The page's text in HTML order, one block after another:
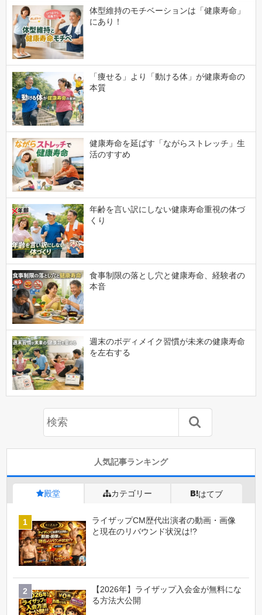
体型維持のモチベーションは「健康寿命」
にあり！
「痩せる」より「動ける体」が健康寿命の
本質
健康寿命を延ばす「ながらストレッチ」生
活のすすめ
年齢を言い訳にしない健康寿命重視の体づ
くり
食事制限の落とし穴と健康寿命、経験者の
本音
週末のボディメイク習慣が未来の健康寿命
を左右する
人気記事ランキング
殿堂 カテゴリー はてブ
ライザップCM歴代出演者の動画・画像
と現在のリバウンド状況は!?
【2026年】ライザップ入会金が無料にな
る方法大公開